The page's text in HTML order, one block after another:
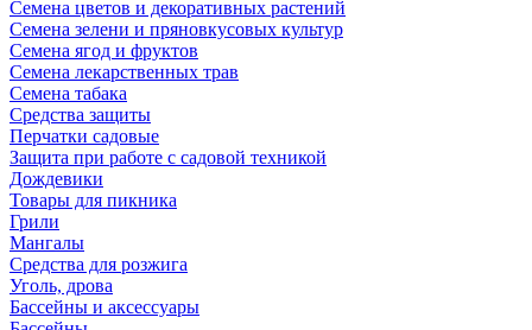
Семена цветов и декоративных растений
Семена зелени и пряновкусовых культур
Семена ягод и фруктов
Семена лекарственных трав
Семена табака
Средства защиты
Перчатки садовые
Защита при работе с садовой техникой
Дождевики
Товары для пикника
Грили
Мангалы
Средства для розжига
Уголь, дрова
Бассейны и аксессуары